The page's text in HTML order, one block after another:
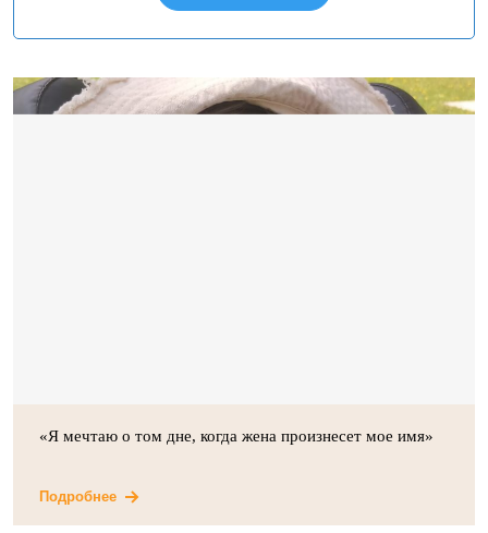
«Я мечтаю о том дне, когда жена произнесет мое имя»
Подробнее